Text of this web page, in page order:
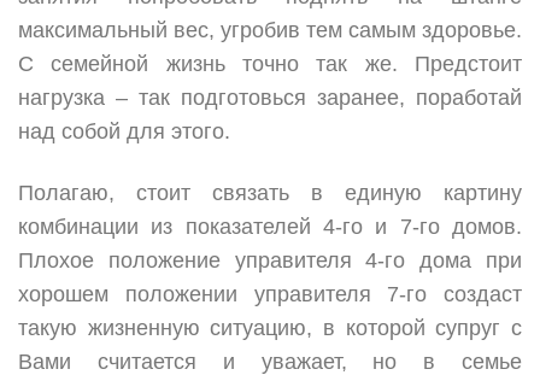
максимальный вес, угробив тем самым здоровье.
С семейной жизнь точно так же. Предстоит
нагрузка – так подготовься заранее, поработай
над собой для этого.
Полагаю, стоит связать в единую картину
комбинации из показателей 4-го и 7-го домов.
Плохое положение управителя 4-го дома при
хорошем положении управителя 7-го создаст
такую жизненную ситуацию, в которой супруг с
Вами считается и уважает, но в семье